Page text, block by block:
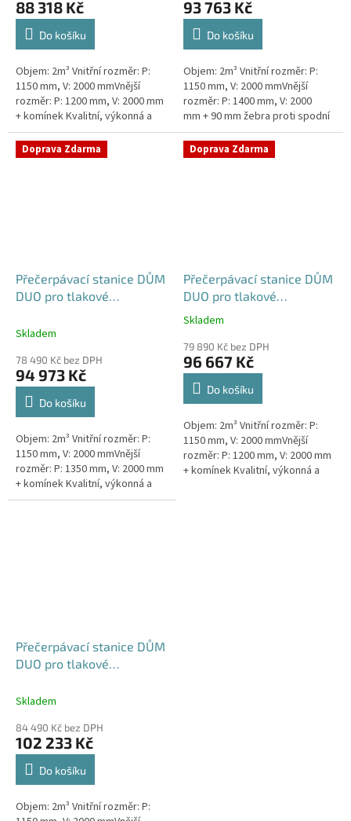
88 318 Kč
Do košíku
Objem: 2m³ Vnitřní rozměr: P:
1150 mm, V: 2000 mmVnější
rozměr: P: 1200 mm, V: 2000 mm
+ komínek Kvalitní, výkonná a
extrémně spolehlivá
přečerpávací stanice k
rodinným a...
93 763 Kč
Do košíku
Objem: 2m³ Vnitřní rozměr: P:
1150 mm, V: 2000 mmVnější
rozměr: P: 1400 mm, V: 2000
mm + 90 mm žebra proti spodní
vodě + komínek Kvalitní,
výkonná a extrémně spolehlivá...
Doprava Zdarma
Přečerpávací stanice DŮM
DUO pro tlakové
řezákem k obetonování -
Skladem
78 490 Kč bez DPH
94 973 Kč
Do košíku
Objem: 2m³ Vnitřní rozměr: P:
1150 mm, V: 2000 mmVnější
rozměr: P: 1350 mm, V: 2000 mm
+ komínek Kvalitní, výkonná a
extrémně spolehlivá
Doprava Zdarma
Přečerpávací stanice DŮM
DUO pro tlakové
kanalizace se zdvojeným
nádrž 2m3
Průměrné
produktu
je
5,0
hvězdiček.
Skladem
79 890 Kč bez DPH
96 667 Kč
Do košíku
Objem: 2m³ Vnitřní rozměr: P:
1150 mm, V: 2000 mmVnější
rozměr: P: 1200 mm, V: 2000 mm
+ komínek Kvalitní, výkonná a
Přečerpávací stanice DŮM
DUO pro tlakové
řezákem dvouplášťová -
Skladem
84 490 Kč bez DPH
102 233 Kč
Do košíku
Objem: 2m³ Vnitřní rozměr: P: